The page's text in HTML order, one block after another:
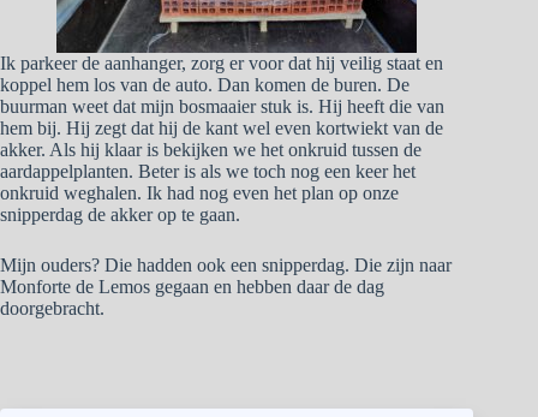
Ik parkeer de aanhanger, zorg er voor dat hij veilig staat en
koppel hem los van de auto. Dan komen de buren. De
buurman weet dat mijn bosmaaier stuk is. Hij heeft die van
hem bij. Hij zegt dat hij de kant wel even kortwiekt van de
akker. Als hij klaar is bekijken we het onkruid tussen de
aardappelplanten. Beter is als we toch nog een keer het
onkruid weghalen. Ik had nog even het plan op onze
snipperdag de akker op te gaan.
Mijn ouders? Die hadden ook een snipperdag. Die zijn naar
Monforte de Lemos gegaan en hebben daar de dag
doorgebracht.